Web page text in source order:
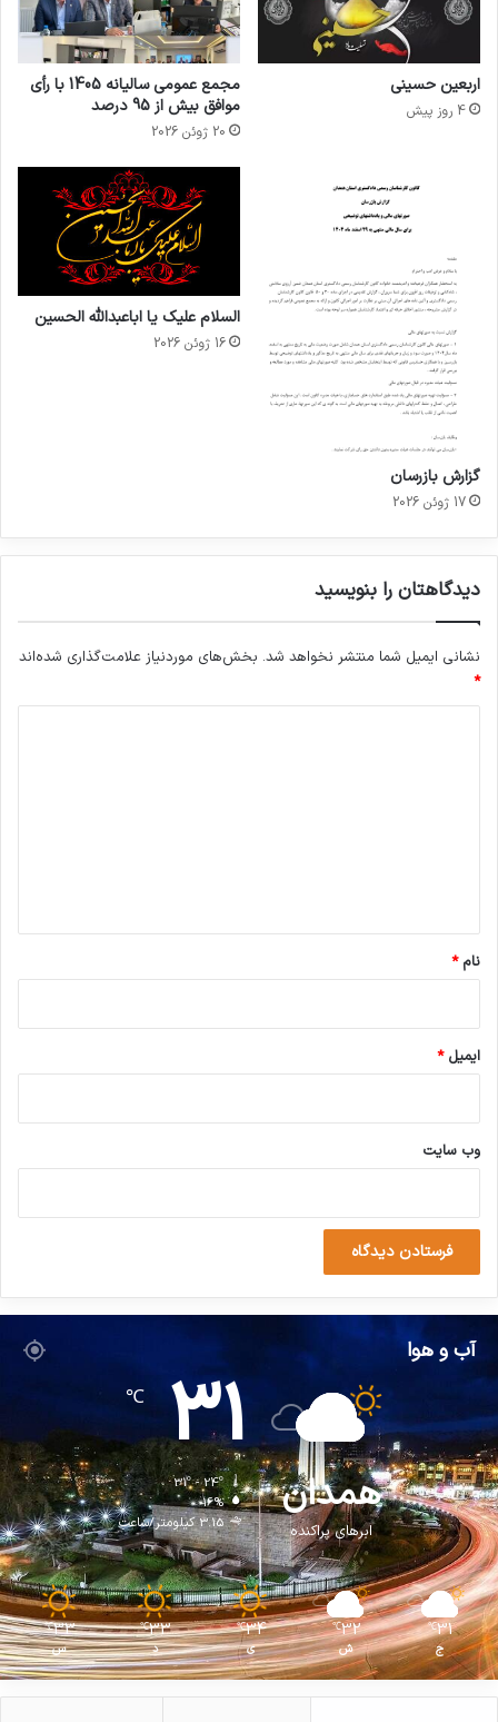
اربعین حسینی
4 روز پیش
مجمع عمومی سالیانه 1405 با رأی
موافق بیش از 95 درصد
20 ژوئن 2026
گزارش بازرسان
17 ژوئن 2026
السلام علیک یا اباعبدالله الحسین
16 ژوئن 2026
دیدگاهتان را بنویسید
نشانی ایمیل شما منتشر نخواهد شد. بخش‌های موردنیاز علامت‌گذاری شده‌اند
*
نام*
ایمیل*
وب‌ سایت
آب و هوا
همدان
ابرهای پراکنده
31
℃
31º - 24º
16%
3.15 کیلومتر/ساعت
31
℃
ج
32
℃
ش
34
℃
ی
33
℃
د
33
℃
س